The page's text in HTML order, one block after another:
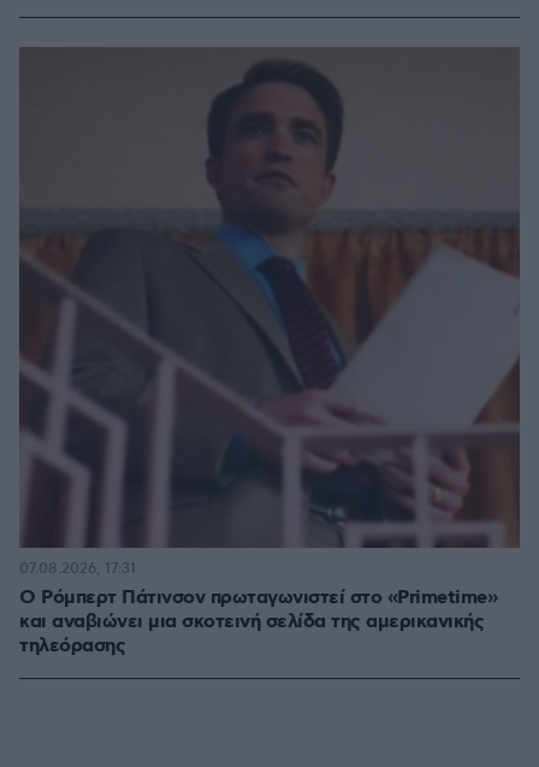
Ο Ρόμπερτ Πάτινσον πρωταγωνιστεί στο «Primetime»
και αναβιώνει μια σκοτεινή σελίδα της αμερικανικής
τηλεόρασης
07.08.2026, 17:31